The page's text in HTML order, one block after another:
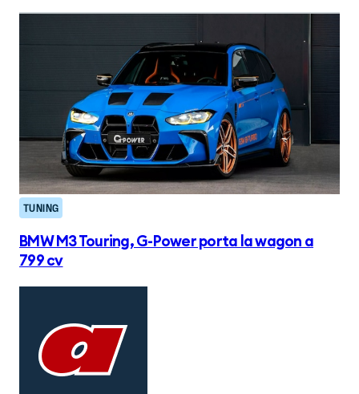
TUNING
BMW M3 Touring, G-Power porta la wagon a
799 cv